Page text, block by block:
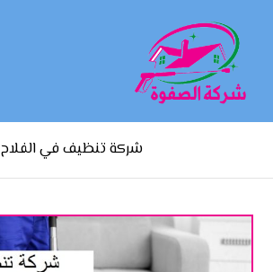
شركة تنظيف في الفلاح